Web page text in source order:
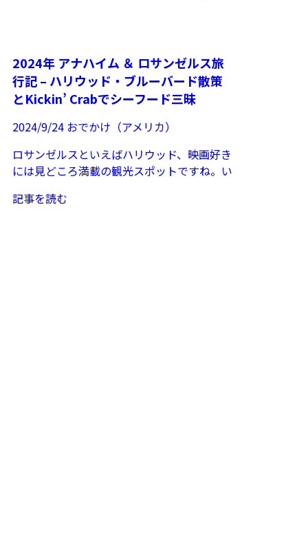
2024年 アナハイム ＆ ロサンゼルス旅
行記 – ハリウッド・ブルーバード散策
とKickin’ Crabでシーフード三昧
2024/9/24 おでかけ（アメリカ）
ロサンゼルスといえばハリウッド、映画好き
には見どころ満載の観光スポットですね。い
定番のブルーバード...
記事を読む